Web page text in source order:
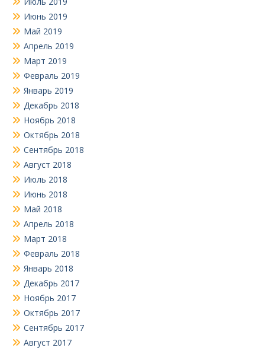
Июнь 2019
Май 2019
Апрель 2019
Март 2019
Февраль 2019
Январь 2019
Декабрь 2018
Ноябрь 2018
Октябрь 2018
Сентябрь 2018
Август 2018
Июль 2018
Июнь 2018
Май 2018
Апрель 2018
Март 2018
Февраль 2018
Январь 2018
Декабрь 2017
Ноябрь 2017
Октябрь 2017
Сентябрь 2017
Август 2017